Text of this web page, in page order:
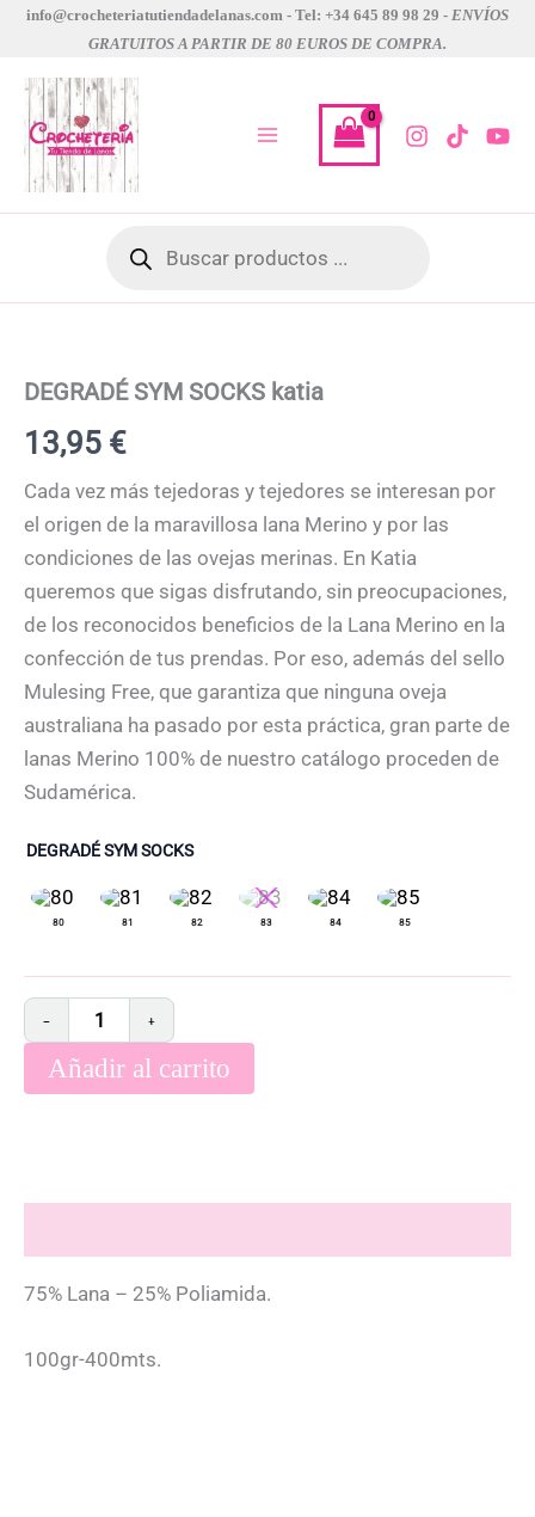
contenido
info@crocheteriatutiendadelanas.com - Tel: +34 645 89 98 29 - ENVÍOS
GRATUITOS A PARTIR DE 80 EUROS DE COMPRA.
productos
DEGRADÉ SYM SOCKS katia
13,95 €
Cada vez más tejedoras y tejedores se interesan por
el origen de la maravillosa lana Merino y por las
condiciones de las ovejas merinas. En Katia
queremos que sigas disfrutando, sin preocupaciones,
de los reconocidos beneficios de la Lana Merino en la
confección de tus prendas. Por eso, además del sello
Mulesing Free, que garantiza que ninguna oveja
australiana ha pasado por esta práctica, gran parte de
lanas Merino 100% de nuestro catálogo proceden de
Sudamérica.
DEGRADÉ SYM SOCKS
katia
− +
Añadir al carrito
75% Lana – 25% Poliamida.
100gr-400mts.